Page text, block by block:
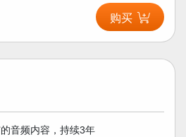
购买
音频内容，持续3年